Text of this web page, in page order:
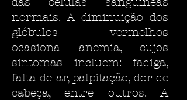
normais. A diminuição dos
glóbulos vermelhos
ocasiona anemia, cujos
sintomas incluem: fadiga,
falta de ar, palpitação, dor de
cabeça, entre outros. A